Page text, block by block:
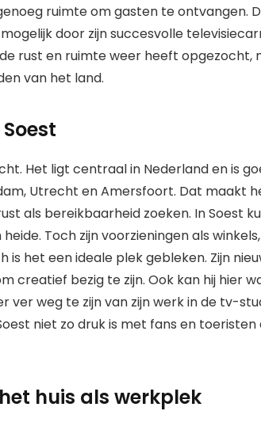
ruimte om gasten te ontvangen.
door zijn succesvolle
rust en ruimte weer heeft opgezocht,
van het land.
Het ligt centraal in Nederland en is
Utrecht en Amersfoort. Dat maakt
als bereikbaarheid zoeken. In Soest
Toch zijn voorzieningen als
is het een ideale plek gebleken. Zijn
creatief bezig te zijn. Ook kan hij hier
ver weg te zijn van zijn werk in de tv-
niet zo druk is met fans en toeristen
huis als werkplek